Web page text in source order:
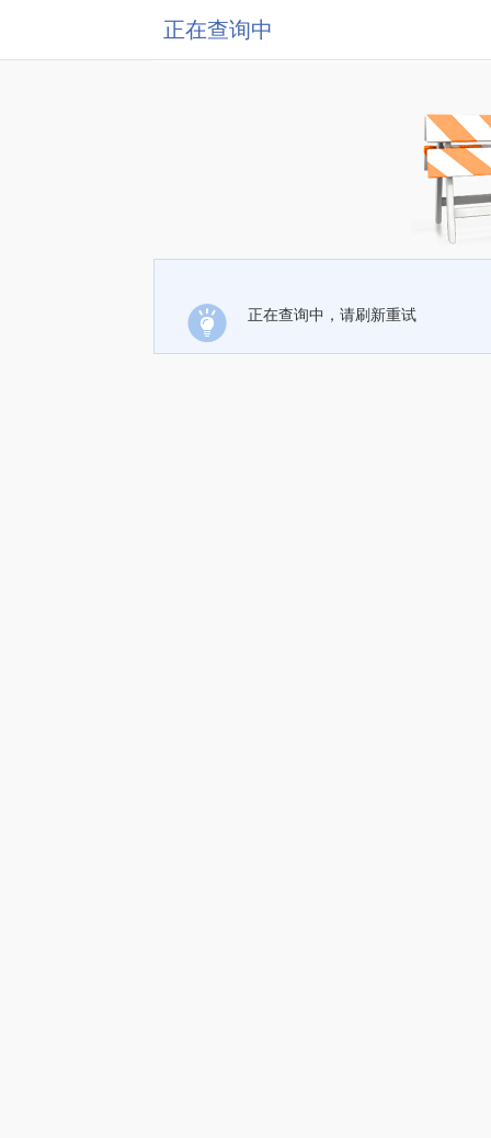
正在查询中
正在查询中，请刷新重试